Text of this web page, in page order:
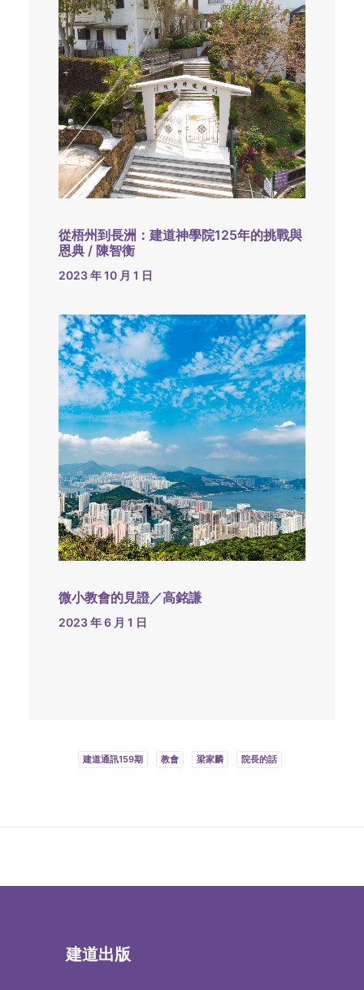
從梧州到長洲：建道神學院125年的挑戰與
恩典 / 陳智衡
2023 年 10 月 1 日
微小教會的見證／高銘謙
2023 年 6 月 1 日
建道通訊159期 教會 梁家麟 院長的話
建道出版